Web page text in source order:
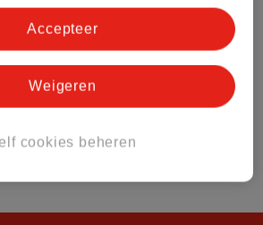
cookies beheren
Weigeren
Accepteer